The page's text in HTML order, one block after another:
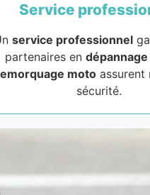
Service
service professionnel
partenaires en
motoassurent
sécurité.